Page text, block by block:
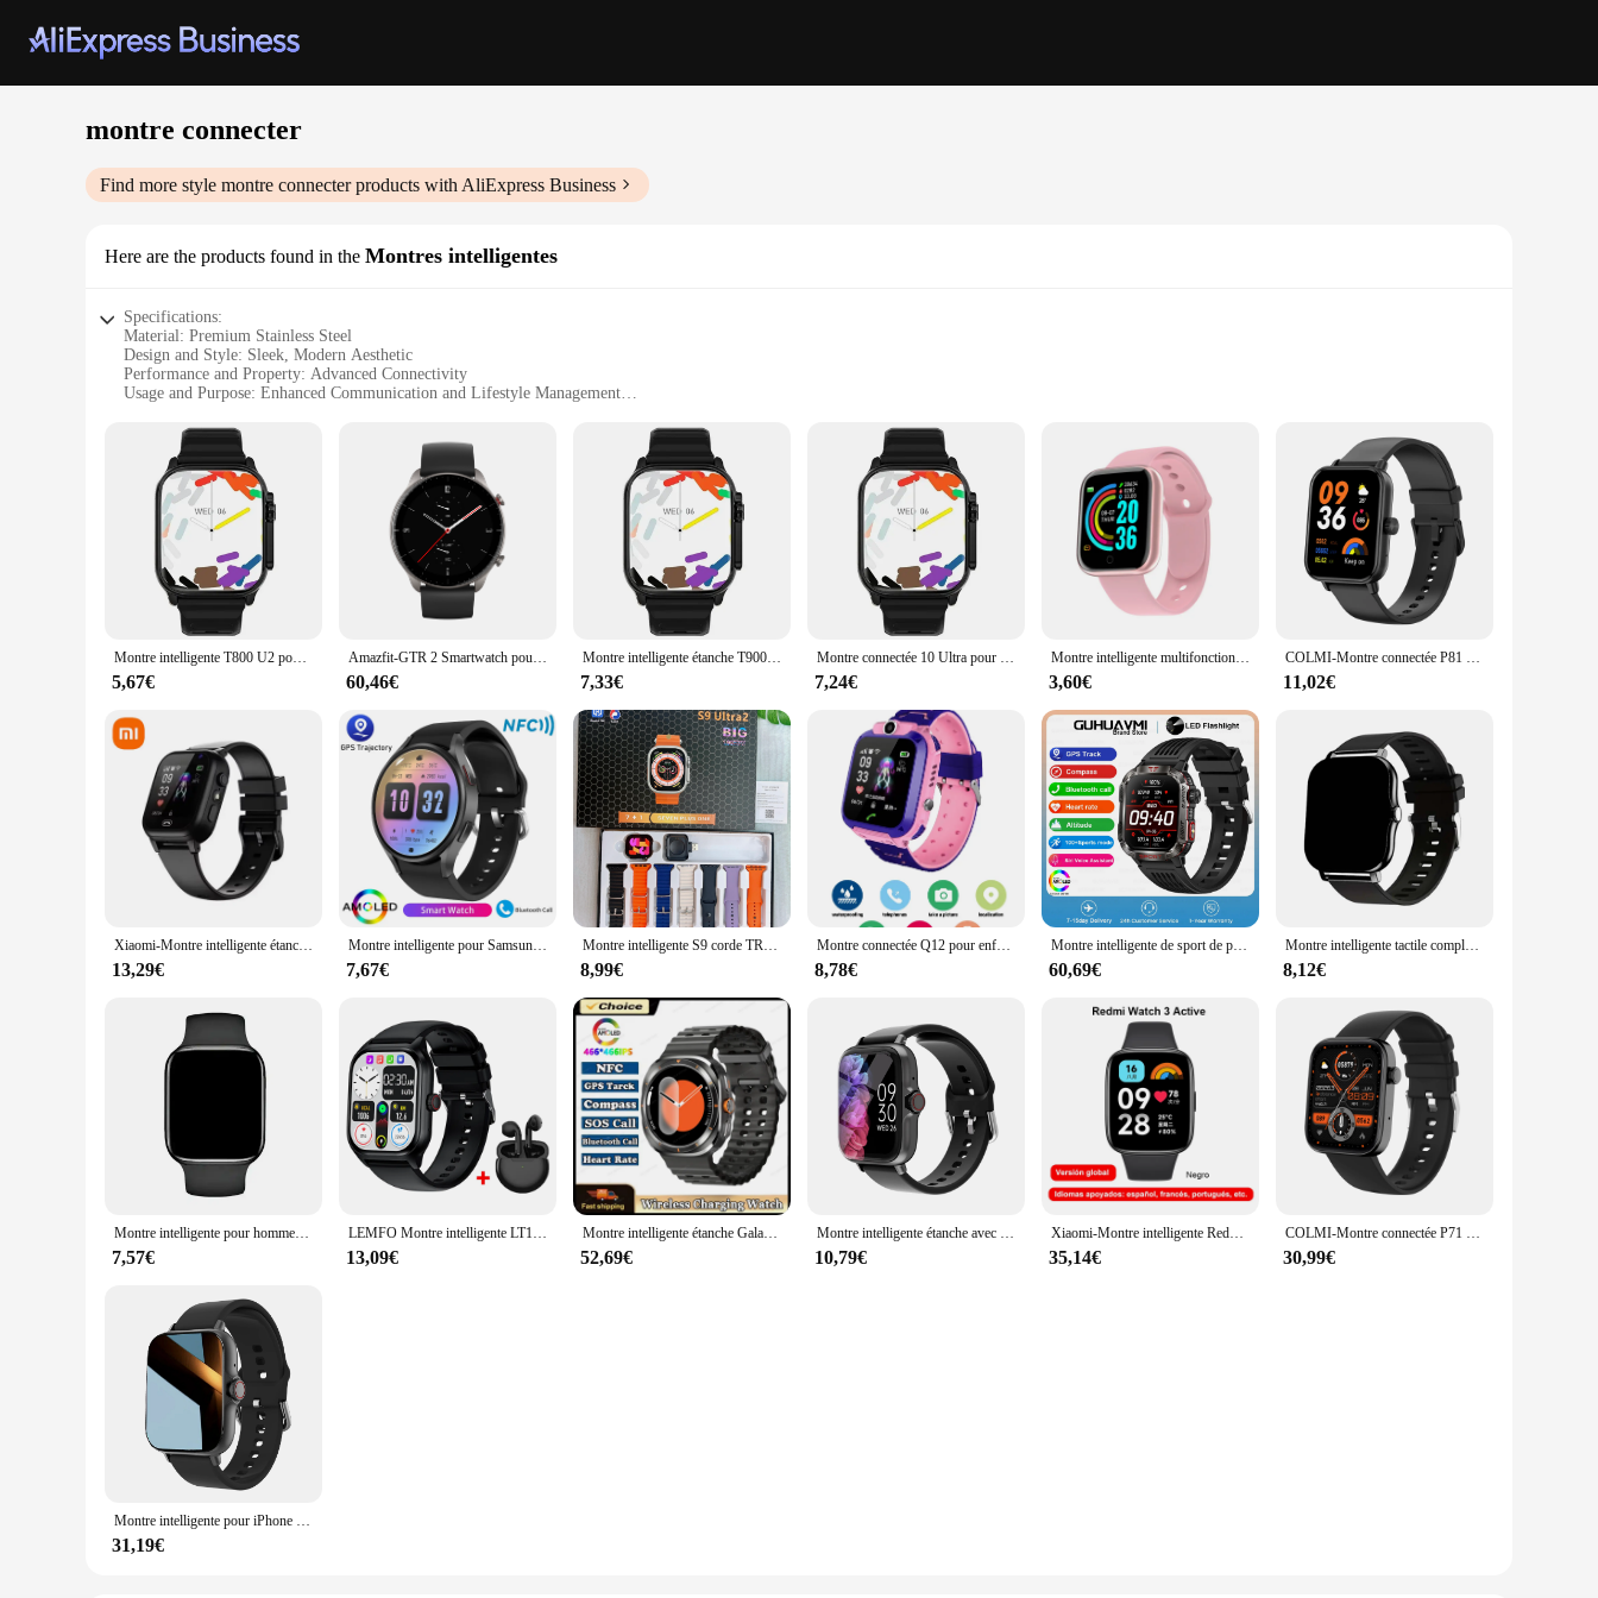
montre connecter
Find more style montre connecterproducts with AliExpress Business
Here are the products found in the Montres intelligentes
Specifications:
Material: Premium Stainless Steel
Design and Style: Sleek, Modern Aesthetic
Performance and Property: Advanced Connectivity
Usage and Purpose: Enhanced Communication and Lifestyle Management
Parts and Accessories: Comprehensive Set with Multiple Straps
Features:
|Wholesale|Vendors|
**Advanced Connectivity and Lifestyle Management**
The montre connecter is a cutting-edge smartwatch that seamlessly integrates with your daily life. Crafted from durable stainless steel, this watch boasts a modern design that is both stylish and
functional. Its advanced connectivity allows you to stay connected to your smartphone, ensuring you never miss an important call or message. Whether you're in the office or on the go, the montre
connecter keeps you informed and in control.
**Enhanced Communication and Usage**
The montre connecter is not just a timepiece; it's a communication hub. With its built-in features, you can easily manage your calls, receive notifications, and control your music. The watch's
ergonomic design ensures a comfortable fit, allowing you to wear it throughout the day without any discomfort. The montre connecter is designed to enhance your communication experience, making
it an indispensable accessory for the modern individual.
**Versatile and User-Friendly**
The montre connecter is more than just a timepiece; it's a versatile accessory that caters to various scenarios. Whether you're at the gym, in a meeting, or enjoying a casual outing, this watch adapts to
your lifestyle. It comes with a comprehensive set of straps, allowing you to switch up your style effortlessly. The montre connecter is not only a fashion statement but also a practical tool that
simplifies your life, making it an ideal choice for both personal and professional use.
Montre intelligente T800 U2 pour hommes et femmes, chargement sans fil, appel Bluetooth, jeux de musique BT, suivi GPS, NDavid, 49mm, nouveau, 2024
5,67€
Amazfit-GTR 2 Smartwatch pour téléphone Android et IOS, Alexa intégré, batterie ultra longue durée de vie, nouvelle version
60,46€
Montre intelligente étanche T900 Ultra 2 pour homme, série 8, écran AMOLED 2024 ", boussole NDavid, montre intelligente pour Apple Watch, IWO Ultra 8, 49mm, 2.3
7,33€
Montre connectée 10 Ultra pour hommes et femmes, chargement sans fil, appel Bluetooth, jeux de musique BT, suivi GPS, NDavid, 49mm, nouveau, 2024
7,24€
Montre intelligente multifonctionnelle pour hommes et femmes, Bluetooth, téléphone connecté, musique, fitness, bracelet de sport, moniteur de sommeil, Y68, D20
3,60€
COLMI-Montre connectée P81 pour les hommes et les femmes, avec appels vocaux, écran ultra de 1.9 pouces, moniteur de santé 24h, 100 + modes sportifs, Bluetooth
11,02€
Xiaomi-Montre intelligente étanche pour enfants, SOS, Wi-Fi, localisation GPS, appel vidéo, carte analogique, appareil photo, montre électronique scolaire, 4G
13,29€
Montre intelligente pour Samsung Galaxy Watch 6, suivi GPS, AMOLED, affichage continu de la température Linge, horloge, appel BT, hommes, nouveau, 2024
7,67€
Montre intelligente S9 corde TRA2 pour hommes et femmes, 7 en 1, NDavid, piste GPS, appel Bluetooth, jeux de musique BT, chargement sans fil, montre intelligente, nouveau, 2024
8,99€
Montre connectée Q12 pour enfants, moniteur GPS, étanche, appel téléphonique 2G, SOS, numérique, sport, pour garçons et filles
8,78€
Montre intelligente de sport de plein air militaire pour hommes, montre intelligente étanche, suivi GPS, appel pour Xiaomi, santé, fitness, batterie 2024 mAh, nouveau, 600
60,69€
Montre intelligente tactile complète pour hommes et femmes, téléphone Android, écran de document de 2023 ", cadran personnalisé, appel Bluetooth, nouveau, 1.44
8,12€
Montre intelligente pour hommes et femmes, bracelet de sport de santé, suivi de la condition physique, cadran personnalisé, répondre à un appel, lecteur de musique, cadeau d'horloge, nouveau, 2024
7,57€
LEMFO Montre intelligente LT10 pour Android appel Bluetooth cadran tactile 2024 musique suivi de la condition physique montres de sport cadeau 2024
13,09€
Montre intelligente étanche Galaxy Watch 7 Ultra pour hommes et femmes, 2 sangles, suivi, AMOLED, appel Bluetooth, montres de sport, 2024
52,69€
Montre intelligente étanche avec podomètre pour iPhone et Android, réponse à un message, surveillance du sommeil, informations et diag, sport, en effet, 1.83
10,79€
Xiaomi-Montre intelligente Redmi Watch 3 Active, Bluetooth 5.3, oxygène sanguin, fréquence cardiaque, prend en charge les appels vocaux, écran LCD 1.83"
35,14€
COLMI-Montre connectée P71 pour les hommes et les femmes, étanche conforme à la norme IP68, avec appels vocaux et assistant vocal
30,99€
Montre intelligente pour iPhone et Android, mode multi-sports, rappel d'appel et rappel de SMS, numérotation sans fil
31,19€